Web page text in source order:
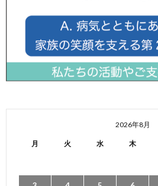
2026年8月
月 火 水 木